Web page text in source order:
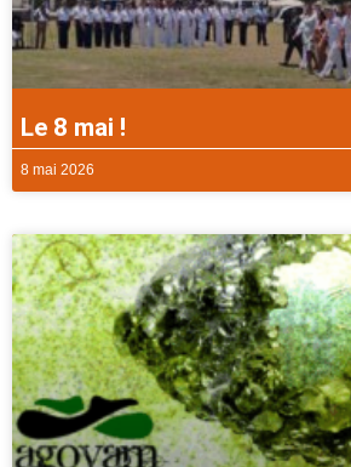
Le 8 mai !
8 mai 2026